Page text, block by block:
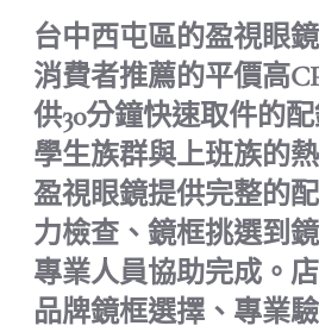
台中西屯區的盈視眼
消費者推薦的平價高
供30分鐘快速取件的
學生族群與上班族的
盈視眼鏡提供完整的
力檢查、鏡框挑選到
專業人員協助完成。
品牌鏡框選擇、專業